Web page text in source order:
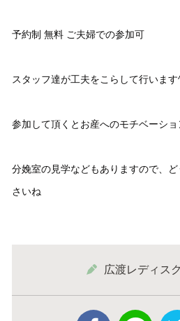
予約制 無料 ご夫婦での参加可
スタッフ達が工夫をこらして行いま
参加して頂くとお産へのモチベーシ
分娩室の見学などもありますので、
さいね
広渡レディス